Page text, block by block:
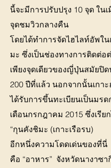
นี้จะมีการปรับปรุง 10 จุด ในเ
จุดชมวิวกลางคืน
โดยได้ทำการจัดไฮไลท์อัพใน
มะ ซึ่งเป็นช่องทางการติดต่อ
เพียงจุดเดียวของญี่ปุ่นสมัยปิด
200 ปีที่แล้ว นอกจากนั้นเกา
ได้รับการขึ้นทะเบียนเป็นมร
เดือนกรกฎาคม 2015 ซึ่งเรีย
“กุนคังชิมะ (เกาะเรือรบ)
อีกหนึ่งความโดดเด่นของที่นี่
คือ “อาหาร” จังหวัดนางาซา